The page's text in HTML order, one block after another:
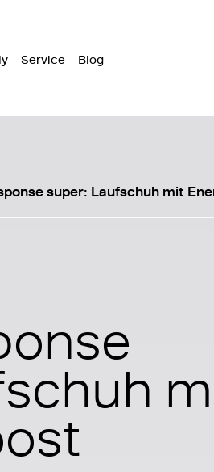
Service Blog
super: Laufschuh mit